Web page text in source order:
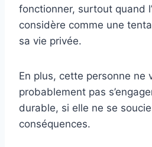
fonctionner, surtout quand
considère comme une
sa vie privée.
En plus, cette personne ne
probablement pas
durable, si elle ne se
conséquences.